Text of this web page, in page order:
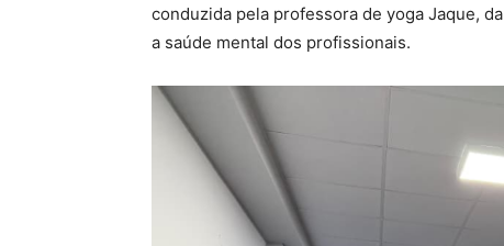
conduzida pela professora de yoga Jaque,
a saúde mental dos profissionais.